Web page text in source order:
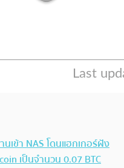
นเข้า NAS โดนแฮกเกอร์ฝัง
เป็นจำนวน 0.07 BTC